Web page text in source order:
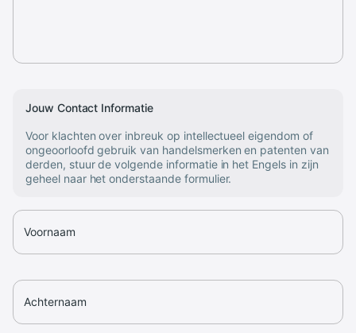
Jouw Contact Informatie
Voor klachten over inbreuk op intellectueel eigendom of
ongeoorloofd gebruik van handelsmerken en patenten van
derden, stuur de volgende informatie in het Engels in zijn
geheel naar het onderstaande formulier.
Voornaam
Achternaam